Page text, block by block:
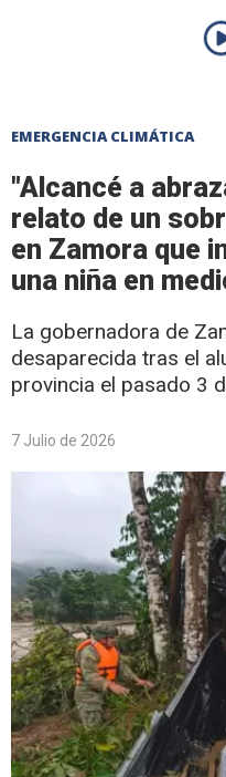
EMERGENCIA CLIMÁTICA
"Alcancé a
relato de un
en Zamora que
una niña en
La gobernadora de
desaparecida tras el
provincia el pasado 3
7 Julio de 2026